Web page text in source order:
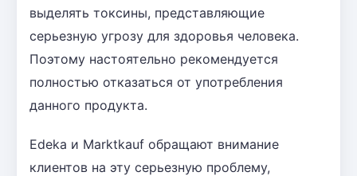
выделять токсины, представляющие
серьезную угрозу для здоровья человека.
Поэтому настоятельно рекомендуется
полностью отказаться от употребления
данного продукта.
Edeka и Marktkauf обращают внимание
клиентов на эту серьезную проблему,